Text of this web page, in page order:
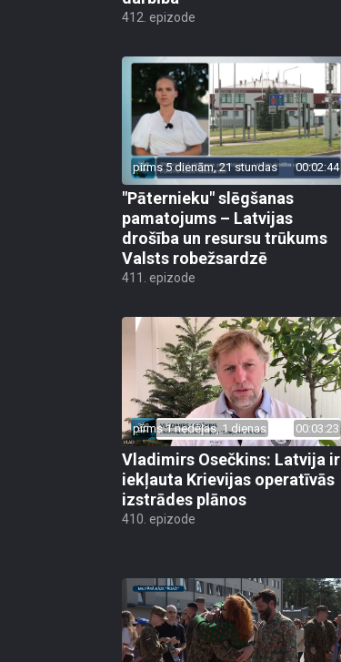
412. epizode
pirms 5 dienām, 21 stundas 00:02:44
"Pāternieku" slēgšanas
pamatojums – Latvijas
drošība un resursu trūkums
Valsts robežsardzē
411. epizode
pirms 1 nedēļas, 1 dienas 00:03:23
Vladimirs Osečkins: Latvija ir
iekļauta Krievijas operatīvās
izstrādes plānos
410. epizode